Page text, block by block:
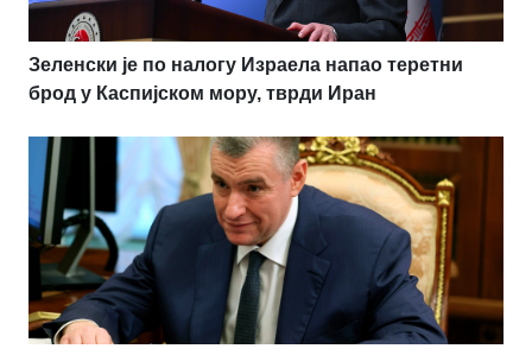
Зеленски је по налогу Израела напао теретни
брод у Каспијском мору, тврди Иран